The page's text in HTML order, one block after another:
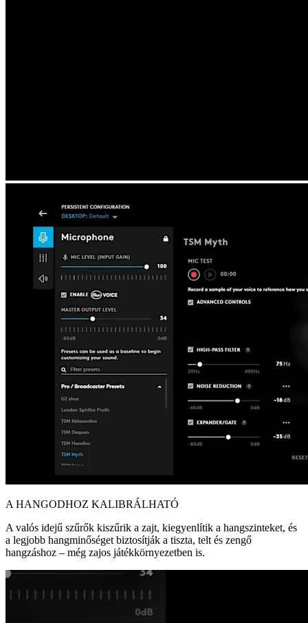
A HANGODHOZ KALIBRÁLHATÓ
A valós idejű szűrők kiszűrik a zajt, kiegyenlítik a hangszinteket, és
a legjobb hangminőséget biztosítják a tiszta, telt és zengő
hangzáshoz – még zajos játékkörnyezetben is.